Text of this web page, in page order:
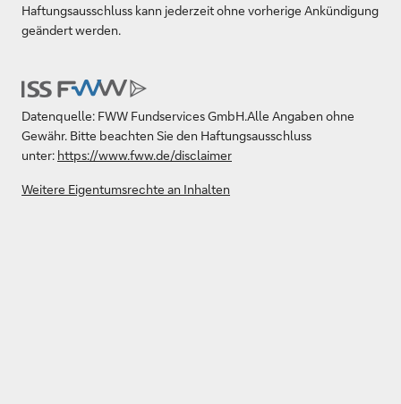
Haftungsausschluss kann jederzeit ohne vorherige Ankündigung
geändert werden.
Datenquelle: FWW Fundservices GmbH.Alle Angaben ohne
Gewähr. Bitte beachten Sie den Haftungsausschluss
unter: https://www.fww.de/disclaimer
Weitere Eigentumsrechte an Inhalten